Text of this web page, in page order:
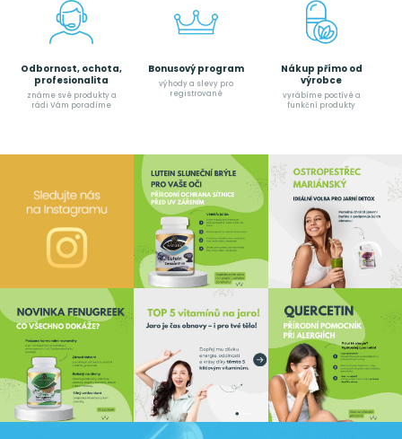
Odbornost, ochota,
profesionalita
známe své produkty a
rádi Vám poradíme
Bonusový program
výhody a slevy pro
registrované
Nákup přímo od
výrobce
vyrábíme poctívé a
funkční produkty